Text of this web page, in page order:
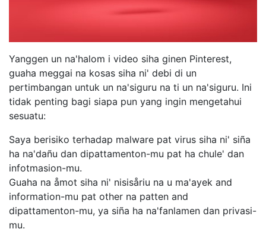
Yanggen un na'halom i video siha ginen Pinterest,
guaha meggai na kosas siha ni' debi di un
pertimbangan untuk un na'siguru na ti un na'siguru. Ini
tidak penting bagi siapa pun yang ingin mengetahui
sesuatu:
Saya berisiko terhadap malware pat virus siha ni' siña
ha na'dañu dan dipattamenton-mu pat ha chule' dan
infotmasion-mu.
Guaha na åmot siha ni' nisisåriu na u ma'ayek and
information-mu pat other na patten and
dipattamenton-mu, ya siña ha na'fanlamen dan privasi-
mu.